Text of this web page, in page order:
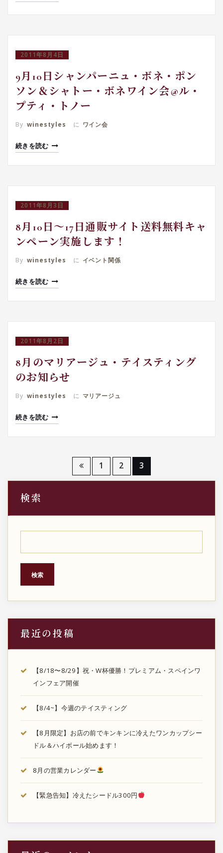
2011年8月4日
9月10日シャンパーニュ・ボネ・ポン
ソン＆シャトー・ボネワイン会@ル・
プティ・トノー
By winestyles に ワイン会
続きを読む
2011年8月3日
8月10日～17日通販サイト送料無料キャ
ンペーン実施します！
By winestyles に イベント関係
続きを読む
2011年8月2日
8月のマリアージュ・テイスティング
のお知らせ
By winestyles に マリアージュ
続きを読む
稿
ジ
送
り
1 2 3
検索
検索
最近の投稿
【8/18〜8/29】祝・W杯優勝！プレミアム・スペインワ
インフェア開催
【8/4~】今週のテイスティング
【8月限定】お店の前でキンキンに冷えたワンカップシー
ドル＆ハイボール始めます！
8月の営業カレンダー
【緊急告知】冷えたシードル300円